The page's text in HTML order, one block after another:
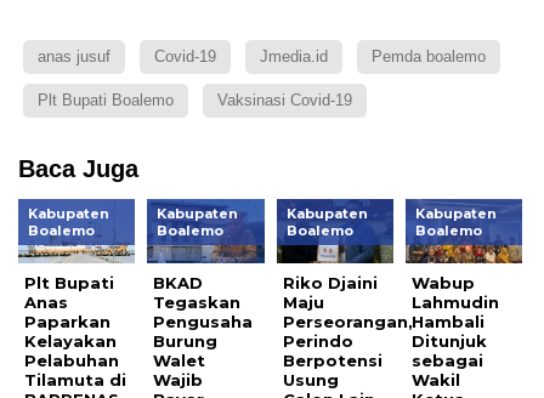
anas jusuf Covid-19 Jmedia.id Pemda boalemo
Plt Bupati Boalemo Vaksinasi Covid-19
Baca Juga
Kabupaten
Boalemo
Plt Bupati
Anas
Paparkan
Kelayakan
Pelabuhan
Tilamuta di
Kabupaten
Boalemo
BKAD
Tegaskan
Pengusaha
Burung
Walet
Wajib
Kabupaten
Boalemo
Riko Djaini
Maju
Perseorangan,
Perindo
Berpotensi
Usung
Kabupaten
Boalemo
Wabup
Lahmudin
Hambali
Ditunjuk
sebagai
Wakil